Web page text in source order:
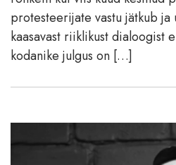
protesteerijate vastu jätkub ja
kaasavast riiklikust dialoogist
kodanike julgus on […]